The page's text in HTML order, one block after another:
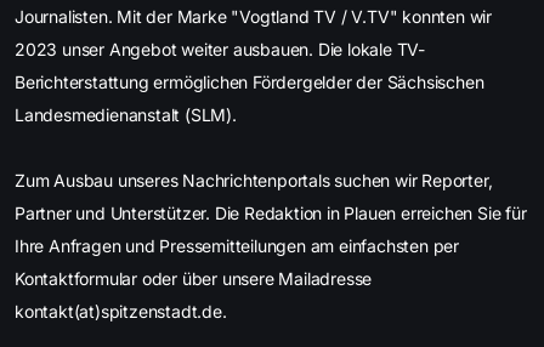
Journalisten. Mit der Marke "Vogtland TV / V.TV" konnten wir
2023 unser Angebot weiter ausbauen. Die lokale TV-
Berichterstattung ermöglichen Fördergelder der Sächsischen
Landesmedienanstalt (SLM).
Zum Ausbau unseres Nachrichtenportals suchen wir Reporter,
Partner und Unterstützer. Die Redaktion in Plauen erreichen Sie für
Ihre Anfragen und Pressemitteilungen am einfachsten per
Kontaktformular oder über unsere Mailadresse
kontakt(at)spitzenstadt.de.